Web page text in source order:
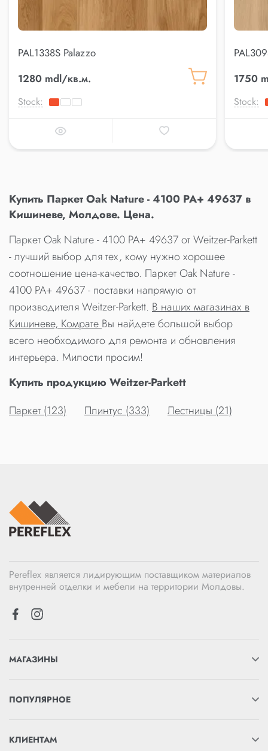
PAL1338S Palazzo
1280 mdl/кв.м.
Stock:
1750
Stock:
Купить Паркет Oak Nature - 4100 PA+ 49637 в
Кишиневе, Молдове. Цена.
Паркет Oak Nature - 4100 PA+ 49637 от Weitzer-Parkett
- лучший выбор для тех, кому нужно хорошее
соотношение цена-качество. Паркет Oak Nature -
4100 PA+ 49637 - поставки напрямую от
производителя Weitzer-Parkett. В наших магазинах в
Кишиневе, КомратеВы найдете большой выбор
всего необходимого для ремонта и обновления
интерьера. Милости просим!
Купить продукцию Weitzer-Parkett
Паркет (123)
Плинтус (333) Лестницы (21)
Pereflex является лидирующим поставщиком материалов
внутренней отделки и мебели на территории Молдовы.
МАГАЗИНЫ
ПОПУЛЯРНОЕ
КЛИЕНТАМ